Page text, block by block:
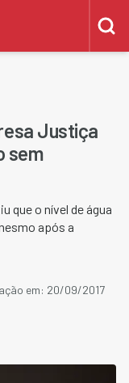
Justiça
sem
que o nível de água
após a
em: 20/09/2017